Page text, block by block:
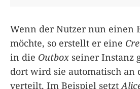
Wenn der Nutzer nun einen
möchte, so erstellt er eine
in die Outbox seiner Instanz
dort wird sie automatisch an
verteilt. Im Beispiel setzt